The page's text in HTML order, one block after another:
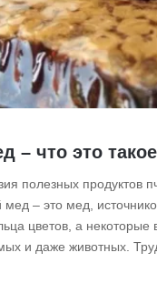
– что это
полезных продуктов
– это мед,
цветов, а некоторые
и даже животных.